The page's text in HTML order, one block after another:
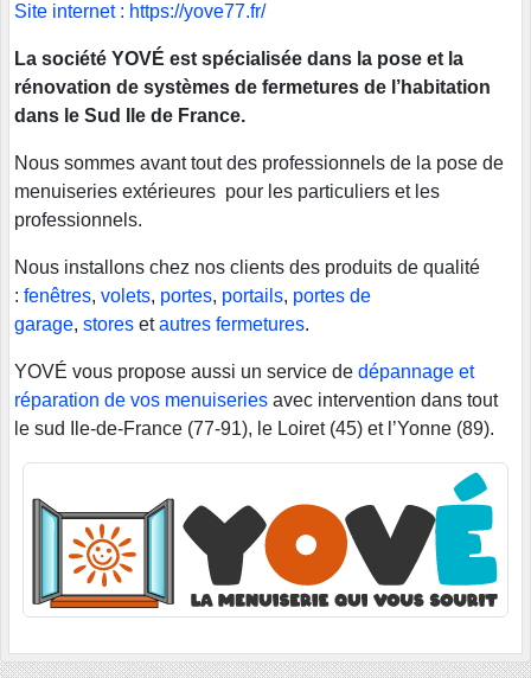
Site internet : https://yove77.fr/
La société YOVÉ est spécialisée dans la pose et la
rénovation de systèmes de fermetures de l’habitation
dans le Sud Ile de France.
Nous sommes avant tout des professionnels de la pose de
menuiseries extérieures pour les particuliers et les
professionnels.
Nous installons chez nos clients des produits de qualité
: fenêtres, volets, portes, portails, portes de
garage, stores etautres fermetures.
YOVÉ vous propose aussi un service de dépannage et
réparation de vos menuiseries avec intervention dans tout
le sud Ile-de-France (77-91), le Loiret (45) et l’Yonne (89).